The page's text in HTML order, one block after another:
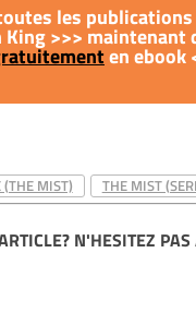
les
King >>> maintenant
en ebook
(THE MIST) THE MIST
N'HESITEZ PAS